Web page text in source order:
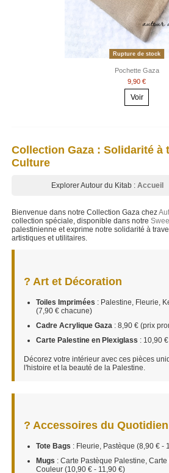
Rupture de stock
Pochette Gaza
9,90 €
Voir
Collection Gaza : Solidarité à
Culture
Explorer Autour du Kitab : Accueil
Bienvenue dans notre Collection Gaza chez
collection spéciale, disponible dans notre
palestinienne et exprime notre solidarité à
artistiques et utilitaires.
? Art et Décoration
Toiles Imprimées : Palestine, Fleurie,
(7,90 € chacune)
Cadre Acrylique Gaza : 8,90 € (prix
Carte Palestine en Plexiglass : 10,90
Décorez votre intérieur avec ces pièces
l'histoire et la beauté de la Palestine.
? Accessoires du Quotidien
Tote Bags : Fleurie, Pastèque (8,90 € -
Mugs : Carte Pastèque Palestine,
Couleur (10,90 € - 11,90 €)